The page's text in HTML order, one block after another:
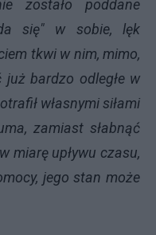
zostało poddane
się" w sobie, lęk
tkwi w nim, mimo,
bardzo odległe w
własnymi siłami
zamiast słabnąć
miarę upływu czasu,
jego stan może